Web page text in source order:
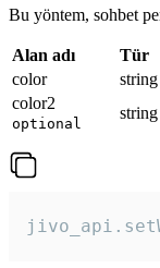
Bu yöntem, sohbet
Alan adı Tür
color
string
color2
optional
string